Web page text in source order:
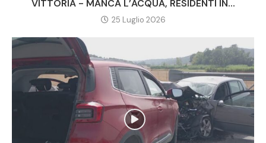
VITTORIA - MANCA L’ACQUA, RESIDENTI IN...
25 Luglio 2026